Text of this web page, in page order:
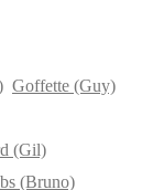
Goffette (Guy)
(Gil)
(Bruno)